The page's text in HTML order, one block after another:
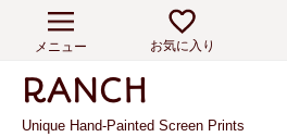
メニュー お気に入り
Unique Hand-Painted Screen Prints